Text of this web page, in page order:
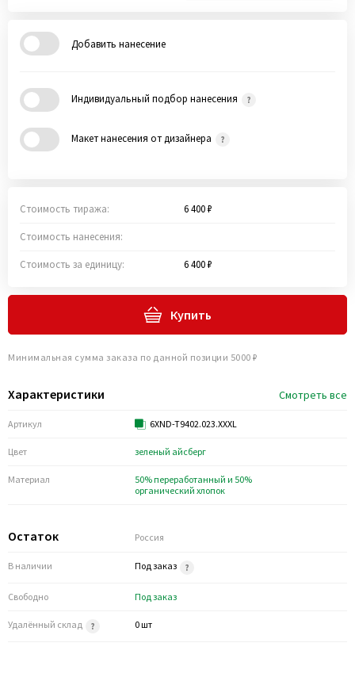
Характеристики Смотреть все
Артикул 6XND-T9402.023.XXXL
Цвет зеленый айсберг
Материал
50% переработанный и 50%
органический хлопок
Остаток Россия
В наличии Под заказ
Свободно Под заказ
Удалённый склад 0 шт
Добавить нанесение
Индивидуальный подбор нанесения
Макет нанесения от дизайнера
Стоимость тиража: 6 400 ₽
Стоимость нанесения:
Стоимость за единицу: 6 400 ₽
Купить
Минимальная сумма заказа по данной позиции 5000 ₽